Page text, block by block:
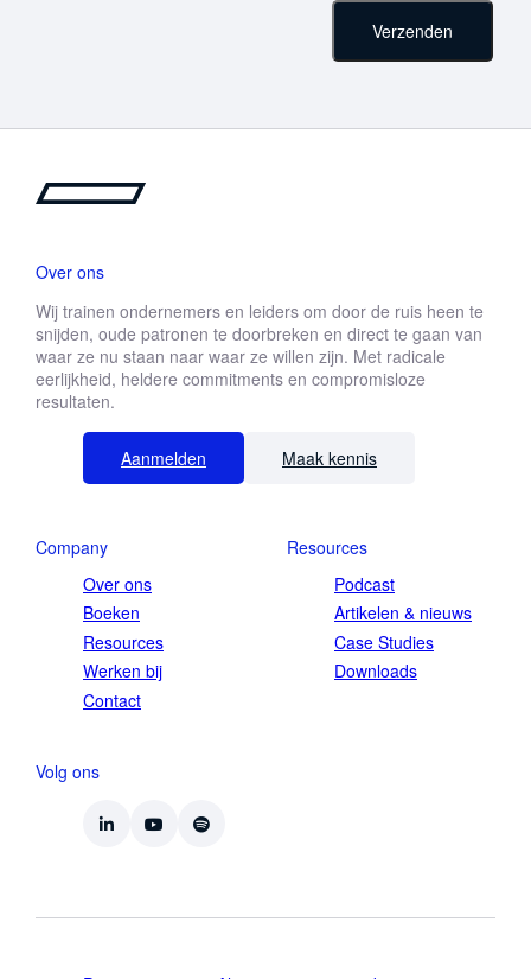
Verzenden
Over ons
Wij trainen ondernemers en leiders om door de ruis heen te
snijden, oude patronen te doorbreken en direct te gaan van
waar ze nu staan naar waar ze willen zijn. Met radicale
eerlijkheid, heldere commitments en compromisloze
resultaten.
Aanmelden Maak kennis
Company
Over ons
Boeken
Resources
Werken bij
Contact
Resources
Podcast
Artikelen & nieuws
Case Studies
Downloads
Volg ons